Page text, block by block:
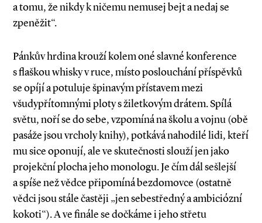
a tomu, že nikdy k ničemu nemusej bejt a nedaj se
zpeněžit“.
Pánkův hrdina krouží kolem oné slavné konference
s flaškou whisky v ruce, místo poslouchání příspěvků
se opíjí a potuluje špinavým přístavem mezi
všudypřítomnými ploty s žiletkovým drátem. Spílá
světu, noří se do sebe, vzpomíná na školu a vojnu (obě
pasáže jsou vrcholy knihy), potkává nahodilé lidi, kteří
mu sice oponují, ale ve skutečnosti slouží jen jako
projekční plocha jeho monologu. Je čím dál sešlejší
a spíše než vědce připomíná bezdomovce (ostatně
vědci jsou stále častěji „jen sebestředný a ambiciózní
kokoti“). A ve finále se dočkáme i jeho střetu